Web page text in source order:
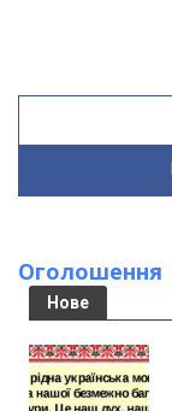
Оголошення
Нове